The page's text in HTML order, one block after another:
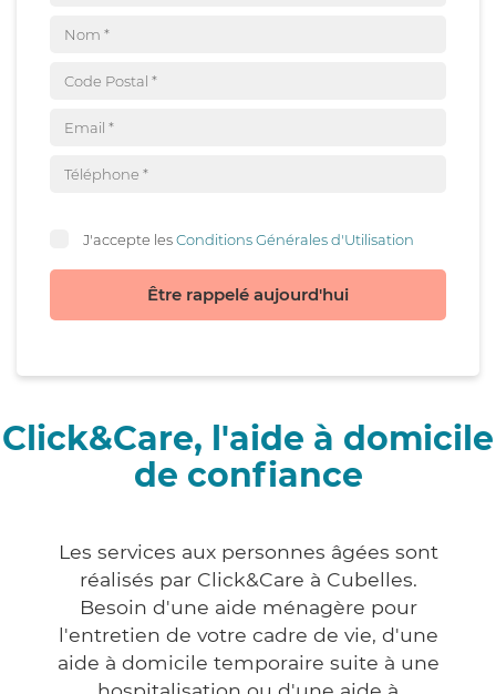
J'accepte lesConditions Générales d'Utilisation
Être rappelé aujourd'hui
Click&Care, l'aide à domicile
de confiance
Les services aux personnes âgées sont
réalisés par Click&Care à Cubelles.
Besoin d'une aide ménagère pour
l'entretien de votre cadre de vie, d'une
aide à domicile temporaire suite à une